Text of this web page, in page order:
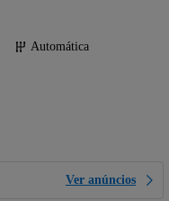
Automática
Ver anúncios